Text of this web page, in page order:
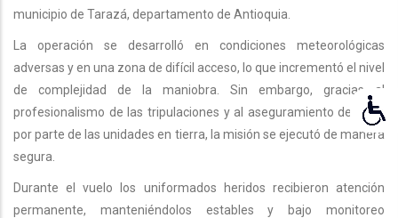
municipio de Tarazá, departamento de Antioquia.
La operación se desarrolló en condiciones meteorológicas
adversas y en una zona de difícil acceso, lo que incrementó el nivel
de complejidad de la maniobra. Sin embargo, gracias al
profesionalismo de las tripulaciones y al aseguramiento del área
por parte de las unidades en tierra, la misión se ejecutó de manera
segura.
Durante el vuelo los uniformados heridos recibieron atención
permanente, manteniéndolos estables y bajo monitoreo